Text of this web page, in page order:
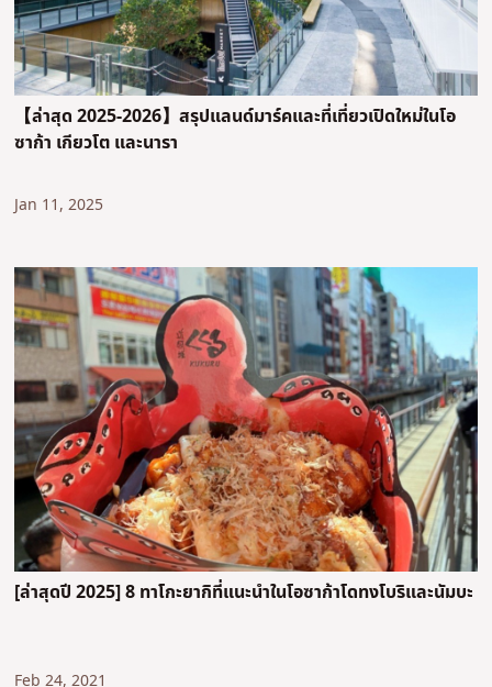
【ล่าสุด 2025-2026】สรุปแลนด์มาร์คและที่เที่ยวเปิดใหม่ในโอ
ซาก้า เกียวโต และนารา
Jan 11, 2025
[ล่าสุดปี 2025] 8 ทาโกะยากิที่แนะนําในโอซาก้าโดทงโบริและนัมบะ
Feb 24, 2021